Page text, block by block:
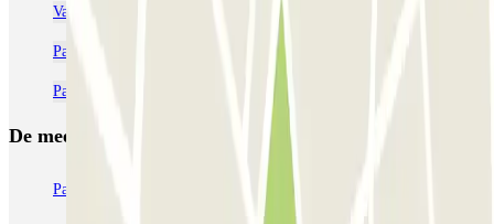
Van Gogh Museum parkeren
Parkeren bij Paradiso Amsterdam: Reserveer je plek | Parclick
Parkeren bij Leidseplein Amsterdam: Reserveer slim | Parclick
De meest geboekte
Parkeren in Parijs Parkeren in Venetië